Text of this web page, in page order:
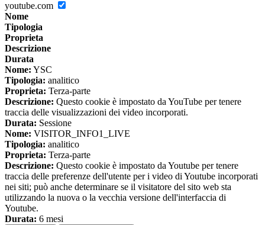
youtube.com
Nome
Tipologia
Proprieta
Descrizione
Durata
Nome: YSC
Tipologia: analitico
Proprieta: Terza-parte
Descrizione: Questo cookie è impostato da YouTube per tenere
traccia delle visualizzazioni dei video incorporati.
Durata: Sessione
Nome: VISITOR_INFO1_LIVE
Tipologia: analitico
Proprieta: Terza-parte
Descrizione: Questo cookie è impostato da Youtube per tenere
traccia delle preferenze dell'utente per i video di Youtube incorporati
nei siti; può anche determinare se il visitatore del sito web sta
utilizzando la nuova o la vecchia versione dell'interfaccia di
Youtube.
Durata: 6 mesi